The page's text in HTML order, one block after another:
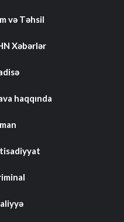
və Təhsil
Xəbərlər
haqqında